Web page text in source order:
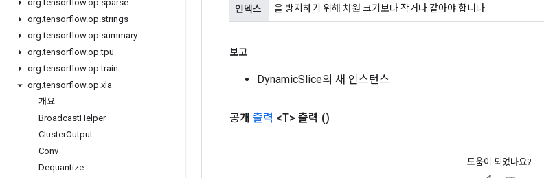
org.tensorflow.op.sparse
org.tensorflow.op.strings
org.tensorflow.op.summary
org.tensorflow.op.tpu
org.tensorflow.op.train
org.tensorflow.op.xla
개요
BroadcastHelper
ClusterOutput
Conv
Dequantize
인덱스
을 방지하기 위해 차원 크기보다 작거나 같아야 합니다.
보고
DynamicSlice의 새 인스턴스
공개 출력 <T> 출력 ()
도움이 되었나요?